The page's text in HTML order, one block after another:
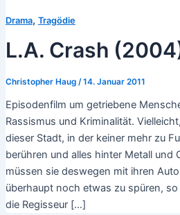
Drama, Tragödie
L.A. Crash
Christopher Haug /14. Januar 2011
Episodenfilm um getriebene
Rassismus und Kriminalität.
dieser Stadt, in der keiner mehr zu
berühren und alles hinter Metall und
müssen sie deswegen mit ihren
überhaupt noch etwas zu spüren,
die Regisseur […]